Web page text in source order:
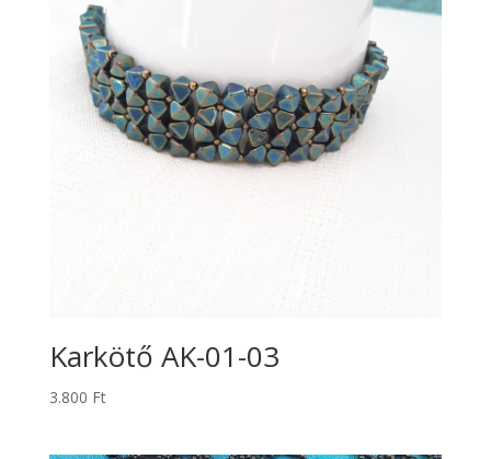
Karkötő AK-01-03
3.800 Ft